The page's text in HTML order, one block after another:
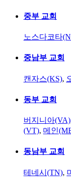
중부 교회
노스다코타
중남부 교회
캔자스(KS),
동부 교회
버지니아(VA)
(VT), 메인
동남부 교회
테네시(TN),